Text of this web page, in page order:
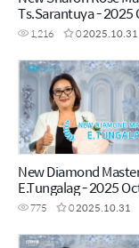
Ts.Sarantuya - 2025
1,216 02025.10.31
New Diamond
E.Tungalag - 2025
775 02025.10.31